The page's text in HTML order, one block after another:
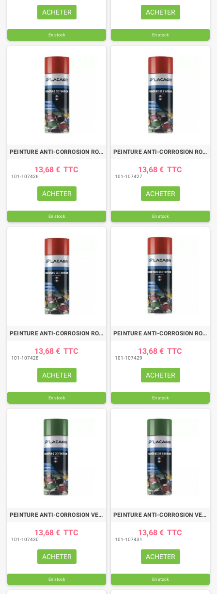
ACHETER
En stock
ACHETER
En stock
PEINTURE ANTI-CORROSION ROUGE MANITOU RAL 3000 AEROSOL 400ML
13,68 € TTC
101-107426
ACHETER
En stock
PEINTURE ANTI-CORROSION ROUGE CLAIR MASSEY AEROSOL 400ML
13,68 € TTC
101-107427
ACHETER
En stock
PEINTURE ANTI-CORROSION ROUGE WEIDEMAN RAL 3002 AERO 400ML
13,68 € TTC
101-107428
ACHETER
En stock
PEINTURE ANTI-CORROSION ROUGE RAL 3020 AERO 400ML
13,68 € TTC
101-107429
ACHETER
En stock
PEINTURE ANTI-CORROSION VERT CLAIR AVANT TECNO AEROSOL 400ML
13,68 € TTC
101-107430
ACHETER
En stock
PEINTURE ANTI-CORROSION VERT MC HALE AEROSOL 400ML
13,68 € TTC
101-107431
ACHETER
En stock